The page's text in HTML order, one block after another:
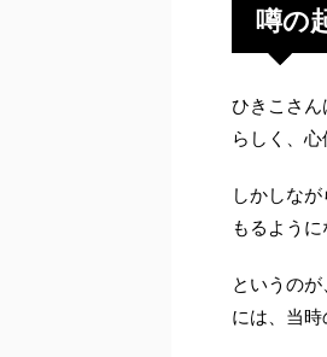
噂の
ひきこさ
らしく、
しかしな
もるよう
というの
には、当時